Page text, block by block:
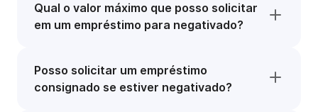
Qual o valor máximo que posso solicitar
em um empréstimo para negativado?
Posso solicitar um empréstimo
consignado se estiver negativado?